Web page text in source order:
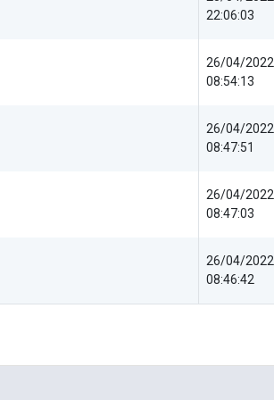
22:06:03
26/04/2022
08:54:13
26/04/2022
08:47:51
26/04/2022
08:47:03
26/04/2022
08:46:42